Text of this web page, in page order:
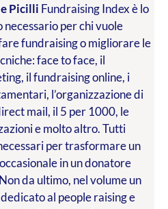
prezzo:
da
€9.99
a
€20.00
Picilli Fundraising Index è lo
per chi vuole
fundraising o migliorare le
face to face, il
il fundraising online, i
l’organizzazione di
mail, il 5 per 1000, le
e molto altro. Tutti
per trasformare un
in un donatore
da ultimo, nel volume un
al people raising e